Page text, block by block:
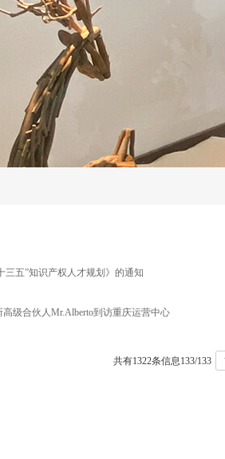
三五”知识产权人才规划》的通知
高级合伙人Mr.Alberto到访重庆运营中心
共有1322条信息133/133